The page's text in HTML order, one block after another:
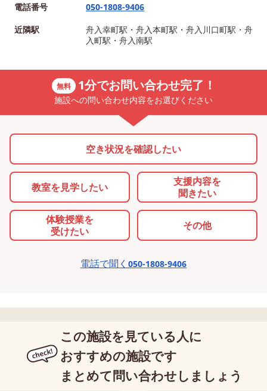
電話番号
050-1808-9406
近隣駅
舟入幸町駅・舟入本町駅・舟入川口町駅・舟
入町駅・舟入南駅
無料 1分でお問い合わせ完了！
施設への問い合わせ内容をお選びください
空き状況を確認したい
教室を見学したい
支援内容を
聞きたい
体験授業を
受けたい
その他
電話で聞く 050-1808-9406
この施設を見ている人に
おすすめの施設です
まとめて問い合わせしましょう